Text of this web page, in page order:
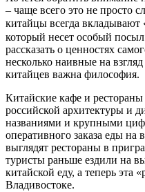
– чаще всего это не просто
китайцы всегда
который несет особый
рассказать о ценностях
несколько наивные на
китайцев важна философия.
Китайские кафе и
российской архитектуры и
названиями и крупными
оперативного заказа еды
выглядят рестораны в
туристы раньше ездили на
китайской еду, а теперь эта
Владивостоке.